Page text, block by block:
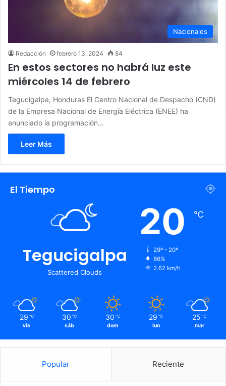
Nacionales
Redacción febrero 13, 2024 84
En estos sectores no habrá luz este
miércoles 14 de febrero
Tegucigalpa, Honduras El Centro Nacional de Despacho (CND)
de la Empresa Nacional de Energía Eléctrica (ENEE) ha
anunciado la programación…
Leer Más
El Tiempo
Tegucigalpa
Scattered Clouds
20 ℃
29º - 20º
86%
2.62 km/h
29 ℃
vie
30 ℃
sáb
30 ℃
dom
29 ℃
lun
25 ℃
mar
Popular Reciente